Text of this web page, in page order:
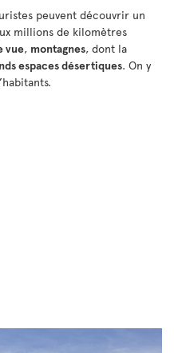
peuvent découvrir un
millions de kilomètres
vue, montagnes, dont la
espaces désertiques. On y